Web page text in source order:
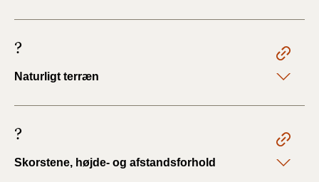
?
Naturligt terræn
?
Skorstene, højde- og afstandsforhold